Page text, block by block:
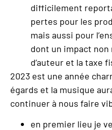
difficilement
pertes pour les
mais aussi pour
dont un impact
d’auteur et la taxe
2023 est une année
égards et la musique
continuer à nous faire
en premier lieu je